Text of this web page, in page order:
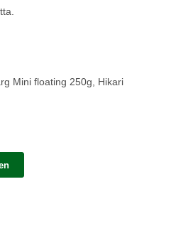
Mini floating 250g, Hikari